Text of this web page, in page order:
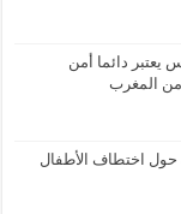
يعتبر دائما أمن
المغرب
حول اختطاف الأطفال